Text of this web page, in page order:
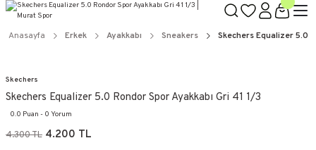
Anasayfa Erkek Ayakkabı Sneakers Skechers Equalizer 5.0
Skechers
Skechers Equalizer 5.0 Rondor Spor Ayakkabı Gri 41 1/3
0.0 Puan - 0 Yorum
4.300 TL 4.200 TL